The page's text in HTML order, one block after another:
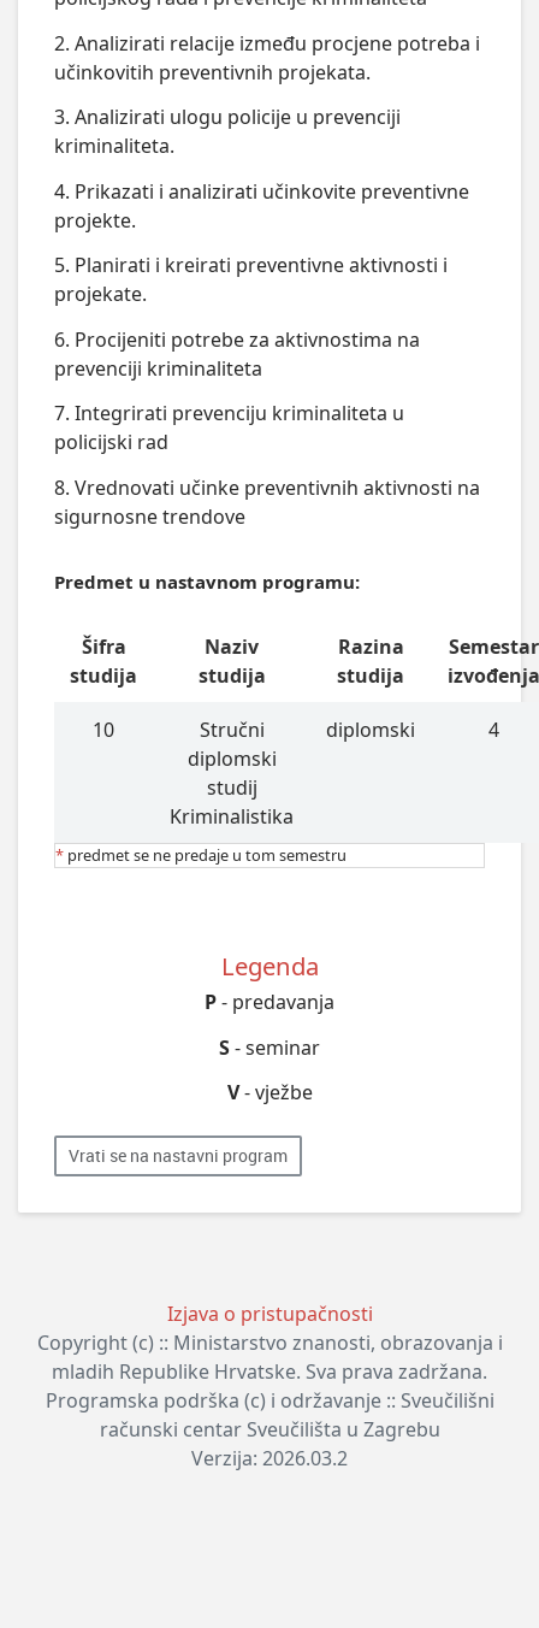
2. Analizirati relacije između procjene potreba i
učinkovitih preventivnih projekata.
3. Analizirati ulogu policije u prevenciji
kriminaliteta.
4. Prikazati i analizirati učinkovite preventivne
projekte.
5. Planirati i kreirati preventivne aktivnosti i
projekate.
6. Procijeniti potrebe za aktivnostima na
prevenciji kriminaliteta
7. Integrirati prevenciju kriminaliteta u
policijski rad
8. Vrednovati učinke preventivnih aktivnosti na
sigurnosne trendove
Predmet u nastavnom programu:
Šifra
studija
Naziv
studija
Razina
studija
Semestar
10
Stručni
diplomski
studij
Kriminalistika
diplomski 4
* predmet se ne predaje u tom semestru
Legenda
P- predavanja
S- seminar
V- vježbe
Vrati se na nastavni program
Izjava o pristupačnosti
Copyright (c) :: Ministarstvo znanosti, obrazovanja i
mladih Republike Hrvatske. Sva prava zadržana.
Programska podrška (c) i održavanje :: Sveučilišni
računski centar Sveučilišta u Zagrebu
Verzija: 2026.03.2